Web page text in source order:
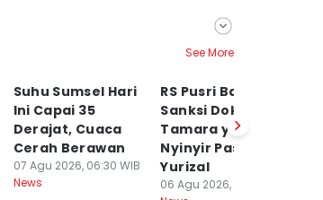
See More
Suhu Sumsel Hari
Ini Capai 35
Derajat, Cuaca
Cerah Berawan
07 Agu 2026, 06:30 WIB
News
RS Pusri Bakal
Sanksi Dokter
Tamara yang Ikut
Nyinyir Pasien
Yurizal
06 Agu 2026, 17:31 WIB